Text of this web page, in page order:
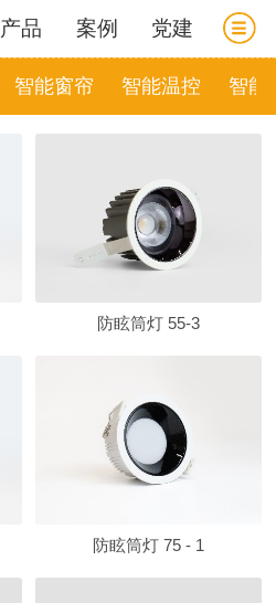
产品 案例 党建
智能窗帘 智能温控 智能
防眩筒灯 55-3
防眩筒灯 75 - 1